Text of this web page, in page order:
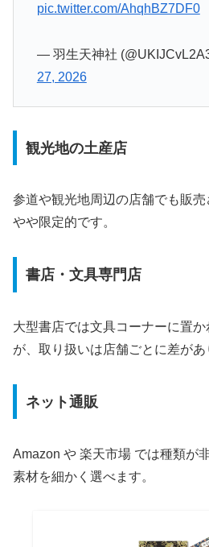
pic.twitter.com/AhqhBZ7DF0
— 羽生天神社
27, 2026
観光地の土産店
参道や観光地周辺の店舗でも販
やや限定的です。
書店・文具専門店
大型書店では文具コーナーに置
が、取り扱いは店舗ごとに差があ
ネット通販
Amazon や 楽天市場 では種類が
素材を細かく選べます。